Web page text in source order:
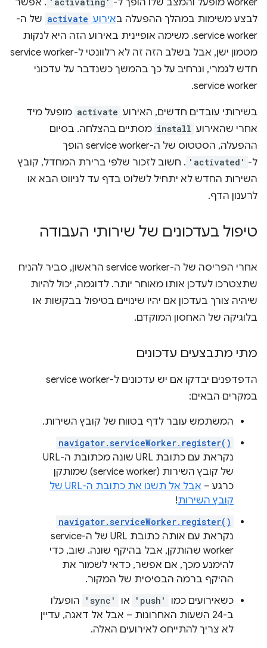
worker מופעל והמצב שלו הופך ל-
. אפשר
לבצע משימות במהלך ההפעלה באירוע activate של ה-
service worker. משימה אופיינית באירוע הזה היא לנקות
מטמון ישן, אבל בשלב הזה זה לא רלוונטי ל-service worker
חדש לגמרי, ונרחיב על כך בהמשך כשנדבר על עדכוני
service worker.
בשירותי עובדים חדשים, האירוע activate מופעל מיד
אחרי שהאירוע install מסתיים בהצלחה. בסיום
ההפעלה, הסטטוס של ה-service worker הופך
ל- 'activated' . חשוב לזכור שלפי ברירת המחדל, קובץ
השירות החדש לא יתחיל לשלוט בדף עד לניווט הבא או
לרענון הדף.
טיפול בעדכונים של שירותי העבודה
אחרי הפריסה של ה-service worker הראשון, סביר להניח
שתצטרכו לעדכן אותו מאוחר יותר. לדוגמה, יכול להיות
שיהיה צורך בעדכון אם יהיו שינויים בטיפול בבקשות או
בלוגיקה של האחסון המוקדם.
מתי מתבצעים עדכונים
הדפדפנים יבדקו אם יש עדכונים ל-service worker
במקרים הבאים:
המשתמש עובר לדף בטווח של קובץ השירות.
navigator.serviceWorker.register()
נקראת עם כתובת URL שונה מכתובת ה-URL
של קובץ השירות (service worker) שמותקן
כרגע –
אבל אל תשנו את כתובת ה-URL של
קובץ השירות!
navigator.serviceWorker.register()
נקראת עם אותה כתובת URL של ה-service
worker שהותקן, אבל בהיקף שונה. שוב, כדי
להימנע מכך, אם אפשר, כדאי לשמור את
ההיקף ברמה הבסיסית של המקור.
כשאירועים כמו
'push' או 'sync'
הופעלו
ב-24 השעות האחרונות – אבל אל דאגה, עדיין
לא צריך להתייחס לאירועים האלה.